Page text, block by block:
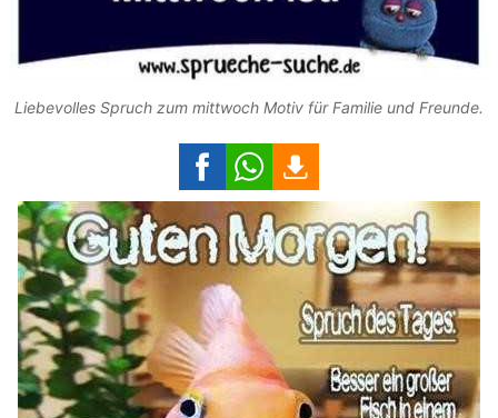
Liebevolles Spruch zum mittwoch Motiv für Familie und Freunde.